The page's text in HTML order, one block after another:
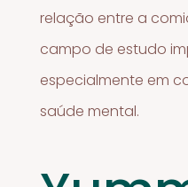
relação entre a
campo de estudo
especialmente em
saúde mental.